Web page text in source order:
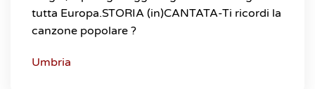
tutta Europa.STORIA (in)CANTATA-Ti ricordi la
canzone popolare ?
Umbria